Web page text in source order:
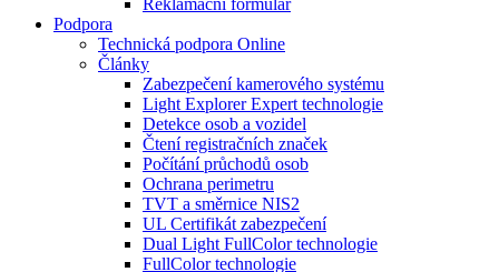
Reklamační formulář
Podpora
Technická podpora Online
Články
Zabezpečení kamerového systému
Light Explorer Expert technologie
Detekce osob a vozidel
Čtení registračních značek
Počítání průchodů osob
Ochrana perimetru
TVT a směrnice NIS2
UL Certifikát zabezpečení
Dual Light FullColor technologie
FullColor technologie